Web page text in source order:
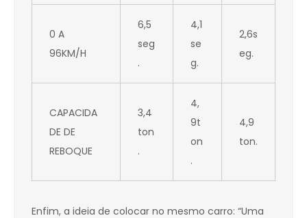
0 A
96KM/H
6,5
seg
.
4,1
se
g.
2,6s
eg.
CAPACIDA
DE DE
REBOQUE
3,4
ton
.
4,
9t
on
.
4,9
ton.
Enfim, a ideia de colocar no mesmo carro: “Uma